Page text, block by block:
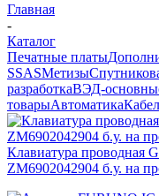
Главная
-
Каталог
Печатные платы
SSASМетизы
разработкаВЭД-
товарыАвтоматика
Клавиатура проводная
ZM6902042904 б.у. на